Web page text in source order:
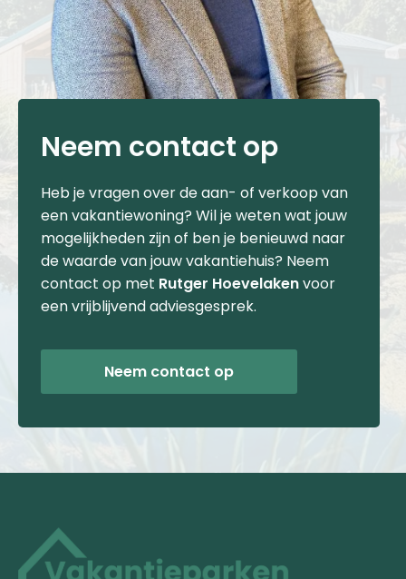
Neem contact op
Heb je vragen over de aan- of verkoop van
een vakantiewoning? Wil je weten wat jouw
mogelijkheden zijn of ben je benieuwd naar
de waarde van jouw vakantiehuis? Neem
contact op met Rutger Hoevelakenvoor
een vrijblijvend adviesgesprek.
Neem contact op